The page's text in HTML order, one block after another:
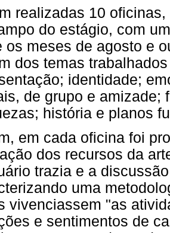
realizadas 10
do estágio, com
os meses de agosto e
dos temas
identidade;
de grupo e amizade;
história e planos
em cada oficina foi
dos recursos da
trazia e a
uma
vivenciassem "as
e sentimentos de